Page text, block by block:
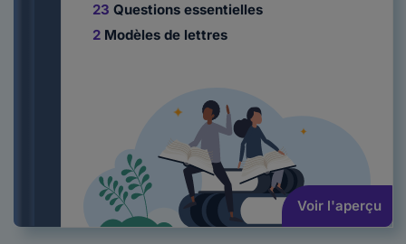
23 Questions essentielles
2 Modèles de lettres
Voir l'aperçu